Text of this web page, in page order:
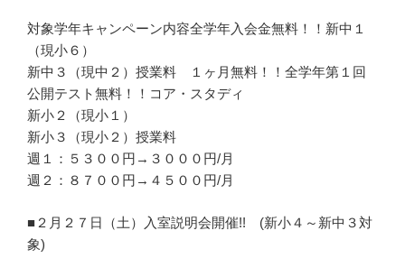
対象学年キャンペーン内容全学年入会金無料！！新中１
（現小６）
新中３（現中２）授業料 １ヶ月無料！！全学年第１回
公開テスト無料！！コア・スタディ
新小２（現小１）
新小３（現小２）授業料
週１：５３００円→３０００円/月
週２：８７００円→４５００円/月
■２月２７日（土）入室説明会開催!! (新小４～新中３対
象)